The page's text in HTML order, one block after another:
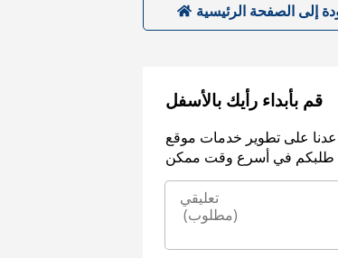
إلى الصفحة الرئيسية
قم بأبداء رأيك بالأسفل
على تطوير خدمات موقع